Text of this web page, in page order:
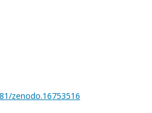
zenodo.16753516